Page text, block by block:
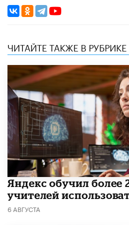
ЧИТАЙТЕ ТАКЖЕ В РУБРИКЕ
​Яндекс обучил более
учителей
6 АВГУСТА